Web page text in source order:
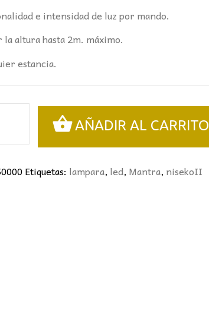
e intensidad de luz por mando.
la altura hasta 2m. máximo.
estancia.
AÑADIR AL CARRITO
Etiquetas: lampara, led, Mantra, nisekoII